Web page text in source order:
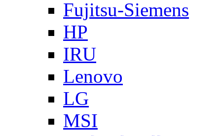
Fujitsu-Siemens
HP
IRU
Lenovo
LG
MSI